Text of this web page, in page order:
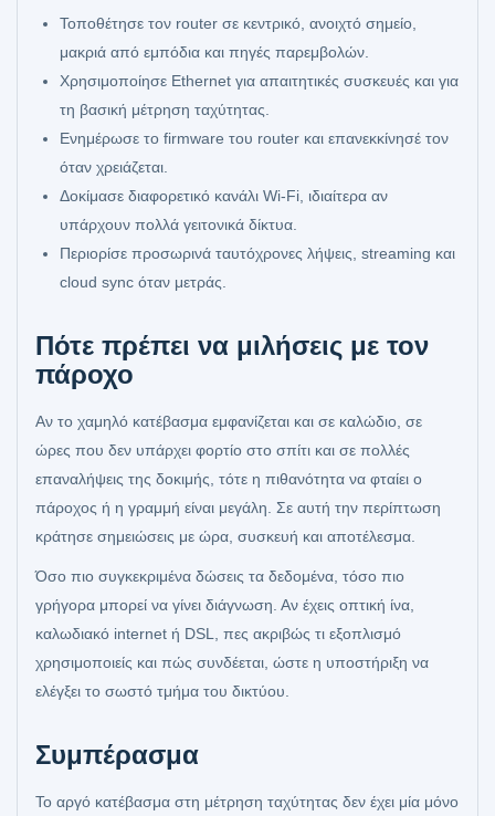
Τοποθέτησε τον router σε κεντρικό, ανοιχτό σημείο,
μακριά από εμπόδια και πηγές παρεμβολών.
Χρησιμοποίησε Ethernet για απαιτητικές συσκευές και για
τη βασική μέτρηση ταχύτητας.
Ενημέρωσε το firmware του router και επανεκκίνησέ τον
όταν χρειάζεται.
Δοκίμασε διαφορετικό κανάλι Wi‑Fi, ιδιαίτερα αν
υπάρχουν πολλά γειτονικά δίκτυα.
Περιορίσε προσωρινά ταυτόχρονες λήψεις, streaming και
cloud sync όταν μετράς.
Πότε πρέπει να μιλήσεις με τον
πάροχο
Αν το χαμηλό κατέβασμα εμφανίζεται και σε καλώδιο, σε
ώρες που δεν υπάρχει φορτίο στο σπίτι και σε πολλές
επαναλήψεις της δοκιμής, τότε η πιθανότητα να φταίει ο
πάροχος ή η γραμμή είναι μεγάλη. Σε αυτή την περίπτωση
κράτησε σημειώσεις με ώρα, συσκευή και αποτέλεσμα.
Όσο πιο συγκεκριμένα δώσεις τα δεδομένα, τόσο πιο
γρήγορα μπορεί να γίνει διάγνωση. Αν έχεις οπτική ίνα,
καλωδιακό internet ή DSL, πες ακριβώς τι εξοπλισμό
χρησιμοποιείς και πώς συνδέεται, ώστε η υποστήριξη να
ελέγξει το σωστό τμήμα του δικτύου.
Συμπέρασμα
Το αργό κατέβασμα στη μέτρηση ταχύτητας δεν έχει μία μόνο